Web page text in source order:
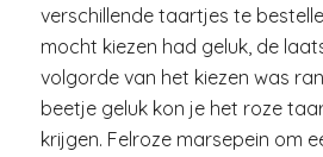
verschillende taartjes te
mocht kiezen had geluk, de
volgorde van het kiezen was
beetje geluk kon je het roze
krijgen. Felroze marsepein om